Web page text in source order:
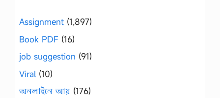
Assignment (1,897)
Book PDF (16)
job suggestion (91)
Viral (10)
অনলাইনে আয় (176)